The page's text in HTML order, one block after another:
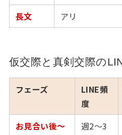
長文 アリ
仮交際と真剣交際の
フェーズ
LINE頻
度
お見合い後〜
週2〜3